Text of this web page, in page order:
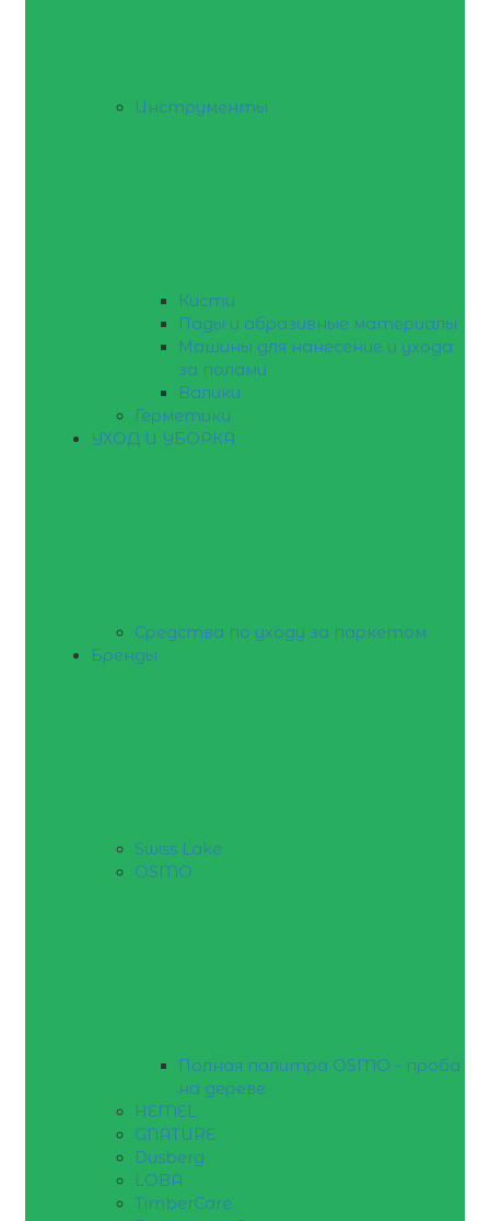
Инструменты
Кисти
Пады и абразивные материалы
Машины для нанесение и ухода
за полами
Валики
Герметики
УХОД И УБОРКА
Средства по уходу за паркетом
Бренды
Swiss Lake
OSMO
Полная палитра OSMO - проба
на дереве
HEMEL
GNATURE
Dusberg
LOBA
TimberCare